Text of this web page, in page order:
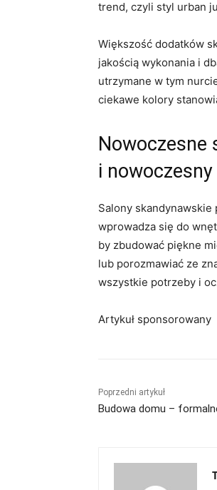
trend, czyli styl urban
Większość dodatków
jakością wykonania i
utrzymane w tym
ciekawe kolory
Nowoczesne
i
Salony
wprowadza się do
by zbudować piękne
lub porozmawiać ze
wszystkie potrzeby i
Artykuł sponsorowany
Poprzedni artykuł
Budowa domu –